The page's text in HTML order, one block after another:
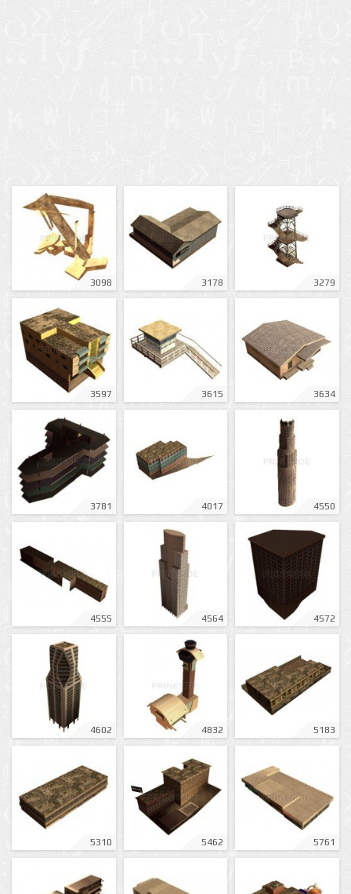
3098 3178 3279
3597 3615 3634
3781 4017 4550
4555 4564 4572
4602 4832 5183
5310 5462 5761